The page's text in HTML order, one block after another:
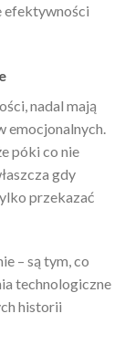
efektywności
nadal mają
emocjonalnych.
póki co nie
gdy
przekazać
– są tym, co
technologiczne
historii